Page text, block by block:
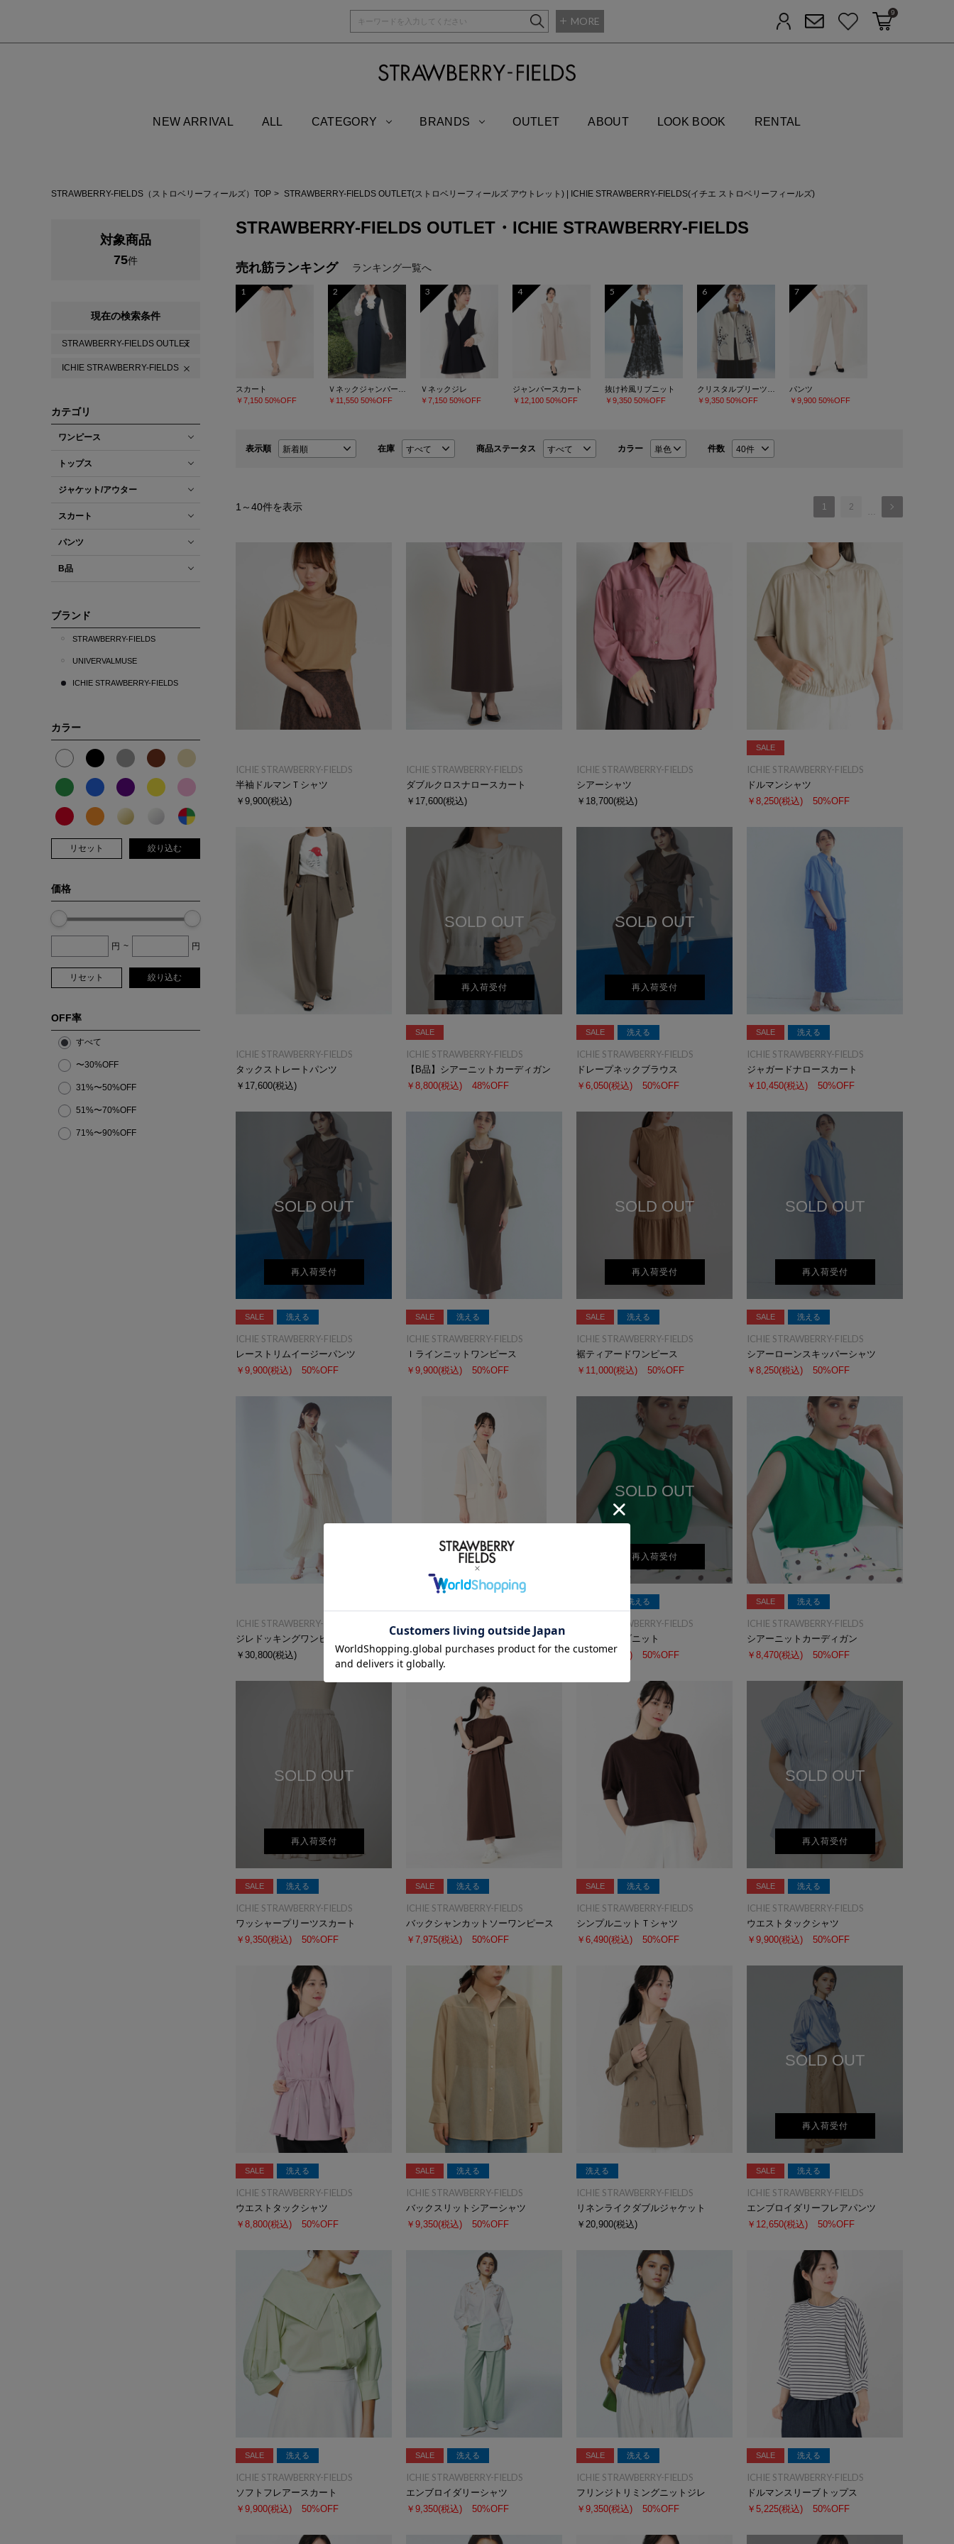
MORE ログイン メルマガ登録お気に入りカートに入れる
9
NEW ARRIVAL ALL CATEGORY BRANDS OUTLET ABOUT LOOK BOOK RENTAL
STRAWBERRY-FIELDS（ストロベリーフィールズ）TOP STRAWBERRY-FIELDS OUTLET(ストロベリーフィールズ アウトレット) ICHIE STRAWBERRY-FIELDS(イチエ ストロベリーフィールズ)
対象商品
75件
現在の検索条件
STRAWBERRY-FIELDS OUTLET
ICHIE STRAWBERRY-FIELDS
カテゴリ
ワンピース
トップス
ジャケット/アウター
スカート
パンツ
B品
ブランド
STRAWBERRY-FIELDS
UNIVERVALMUSE
ICHIE STRAWBERRY-FIELDS
カラー
リセット 絞り込む
価格
円 ~ 円
リセット 絞り込む
OFF率
すべて
〜30%OFF
31%〜50%OFF
51%〜70%OFF
71%〜90%OFF
STRAWBERRY-FIELDS OUTLET・ICHIE STRAWBERRY-FIELDS
売れ筋ランキング ランキング一覧へ
1
スカート
￥7,150 50%OFF
2
￥11,550 50%OFF
3
Ｖネックジレ
￥7,150 50%OFF
4
ジャンパースカート
￥12,100 50%OFF
5
抜け衿風リブニット
￥9,350 50%OFF
6
￥9,350 50%OFF
7
パンツ
￥9,900 50%OFF
表示順 在庫 商品ステータス カラー 件数
1 ～40件を表示 1 2 …
ICHIE STRAWBERRY-FIELDS
半袖ドルマンＴシャツ
￥9,900(税込)
ICHIE STRAWBERRY-FIELDS
ダブルクロスナロースカート
￥17,600(税込)
ICHIE STRAWBERRY-FIELDS
シアーシャツ
￥18,700(税込)
SALE
ICHIE STRAWBERRY-FIELDS
ドルマンシャツ
￥8,250(税込) 50%OFF
ICHIE STRAWBERRY-FIELDS
タックストレートパンツ
￥17,600(税込)
SOLD OUT
再入荷受付
SALE
ICHIE STRAWBERRY-FIELDS
【B品】シアーニットカーディガン
￥8,800(税込) 48%OFF
SOLD OUT
再入荷受付
SALE 洗える
ICHIE STRAWBERRY-FIELDS
ドレープネックブラウス
￥6,050(税込) 50%OFF
SALE 洗える
ICHIE STRAWBERRY-FIELDS
ジャガードナロースカート
￥10,450(税込) 50%OFF
SOLD OUT
再入荷受付
SALE 洗える
ICHIE STRAWBERRY-FIELDS
レーストリムイージーパンツ
￥9,900(税込) 50%OFF
SALE 洗える
ICHIE STRAWBERRY-FIELDS
Ｉラインニットワンピース
￥9,900(税込) 50%OFF
SOLD OUT
再入荷受付
SALE 洗える
ICHIE STRAWBERRY-FIELDS
裾ティアードワンピース
￥11,000(税込) 50%OFF
SOLD OUT
再入荷受付
SALE 洗える
ICHIE STRAWBERRY-FIELDS
シアーローンスキッパーシャツ
￥8,250(税込) 50%OFF
ICHIE STRAWBERRY-FIELDS
ジレドッキングワンピース
￥30,800(税込)
７分袖テーラードジャケット
￥19,800 (税込)
SOLD OUT
再入荷受付
洗える
ICHIE STRAWBERRY-FIELDS
ノースリーブニット
￥6,930(税込) 50%OFF
SALE 洗える
ICHIE STRAWBERRY-FIELDS
シアーニットカーディガン
￥8,470(税込) 50%OFF
SOLD OUT
再入荷受付
SALE 洗える
ICHIE STRAWBERRY-FIELDS
ワッシャープリーツスカート
￥9,350(税込) 50%OFF
SALE 洗える
ICHIE STRAWBERRY-FIELDS
バックシャンカットソーワンピース
￥7,975(税込) 50%OFF
SALE 洗える
ICHIE STRAWBERRY-FIELDS
シンプルニットＴシャツ
￥6,490(税込) 50%OFF
SOLD OUT
再入荷受付
SALE 洗える
ICHIE STRAWBERRY-FIELDS
ウエストタックシャツ
￥9,900(税込) 50%OFF
SALE 洗える
ICHIE STRAWBERRY-FIELDS
ウエストタックシャツ
￥8,800(税込) 50%OFF
SALE 洗える
ICHIE STRAWBERRY-FIELDS
バックスリットシアーシャツ
￥9,350(税込) 50%OFF
洗える
ICHIE STRAWBERRY-FIELDS
リネンライクダブルジャケット
￥20,900(税込)
SOLD OUT
再入荷受付
SALE 洗える
ICHIE STRAWBERRY-FIELDS
エンブロイダリーフレアパンツ
￥12,650(税込) 50%OFF
SALE 洗える
ICHIE STRAWBERRY-FIELDS
ソフトフレアースカート
￥9,900(税込) 50%OFF
SALE 洗える
ICHIE STRAWBERRY-FIELDS
エンブロイダリーシャツ
￥9,350(税込) 50%OFF
SALE 洗える
ICHIE STRAWBERRY-FIELDS
フリンジトリミングニットジレ
￥9,350(税込) 50%OFF
SALE 洗える
ICHIE STRAWBERRY-FIELDS
ドルマンスリーブトップス
￥5,225(税込) 50%OFF